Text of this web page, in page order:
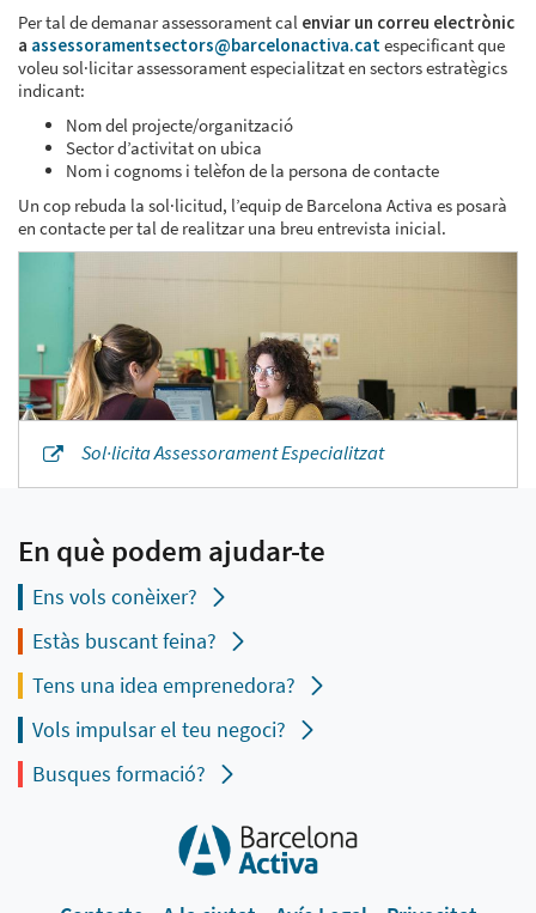
Per tal de demanar assessorament cal enviar un correu electrònic
a assessoramentsectors@barcelonactiva.catespecificant que
voleu sol·licitar assessorament especialitzat en sectors estratègics
indicant:
Nom del projecte/organització
Sector d’activitat on ubica
Nom i cognoms i telèfon de la persona de contacte
Un cop rebuda la sol·licitud, l’equip de Barcelona Activa es posarà
en contacte per tal de realitzar una breu entrevista inicial.
Sol·licita Assessorament Especialitzat
En què podem ajudar-te
Ens vols conèixer?
Estàs buscant feina?
Tens una idea emprenedora?
Vols impulsar el teu negoci?
Busques formació?